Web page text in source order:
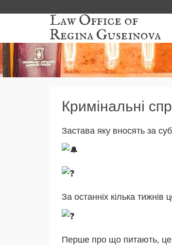
Law Office of
Regina Guseinova
Кримінальні
Застава яку вносять за
За останніх кілька
Перше про що питають, це